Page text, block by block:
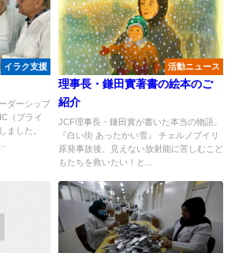
イラク支援
ダーシップ
（プライ
ました。
活動ニュース
理事長・鎌田實著書の絵本のご
紹介
JCF理事長・鎌田實が書いた本当の物語。
『白い街 あったかい雪』 チェルノブイリ
原発事故後、見えない放射能に苦しむこど
もたちを救いたい！と...